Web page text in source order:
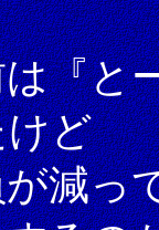
『と
ど
減っ